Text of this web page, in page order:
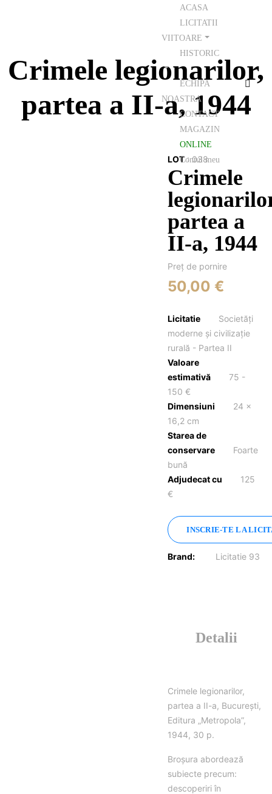
ACASA
LICITATII
VIITOARE
HISTORIC
ECHIPA
NOASTRA
CONTACT
MAGAZIN
ONLINE
Contul meu
Crimele legionarilor,
partea a II-a, 1944
LOT:038
Crimele
partea a
II-a, 1944
Preţ de pornire
50,00 €
Licitatie
Societăți
moderne și civilizație
rurală - Partea II
Valoare
estimativă
75 -
150 €
Dimensiuni
24 x
16,2 cm
Starea de
conservare
Foarte
bună
Adjudecat cu
125
€
INSCRIE-TE LA
Brand: Licitatie 93
Detalii
Crimele legionarilor,
partea a II-a, București,
Editura „Metropola”,
1944, 30 p.
Broșura abordează
subiecte precum:
descoperiri în